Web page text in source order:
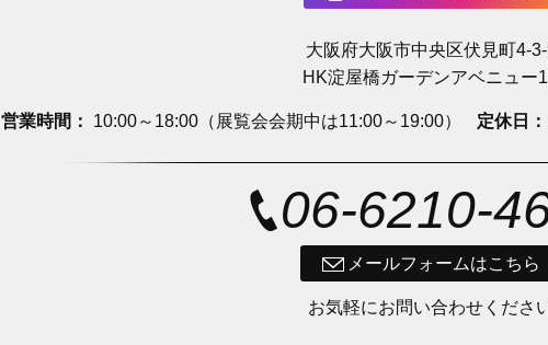
大阪府大阪市中央区伏見町4-
HK淀屋橋ガーデンアベニュー
営業時間： 10:00～18:00（展覧会会期中は11:00～19:00） 定休日：
06-6210-
メールフォームはこちら
お気軽にお問い合わせくださ